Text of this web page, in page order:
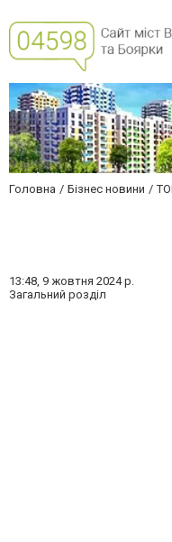
Головна Бізнес новини
13:48, 9 жовтня 2024 р.
Загальний розділ